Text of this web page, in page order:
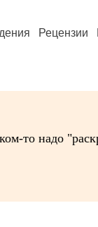
Рецензии
то надо